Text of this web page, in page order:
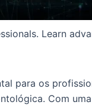
Learn
para os
Com